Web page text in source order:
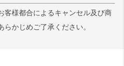
客様都合によるキャンセル及び商
かじめご了承ください。